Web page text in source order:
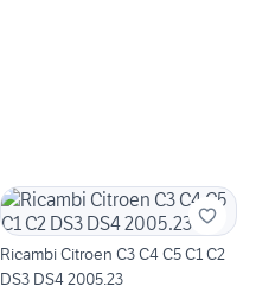
Ricambi Citroen C3 C4 C5 C1 C2
DS3 DS4 2005.23